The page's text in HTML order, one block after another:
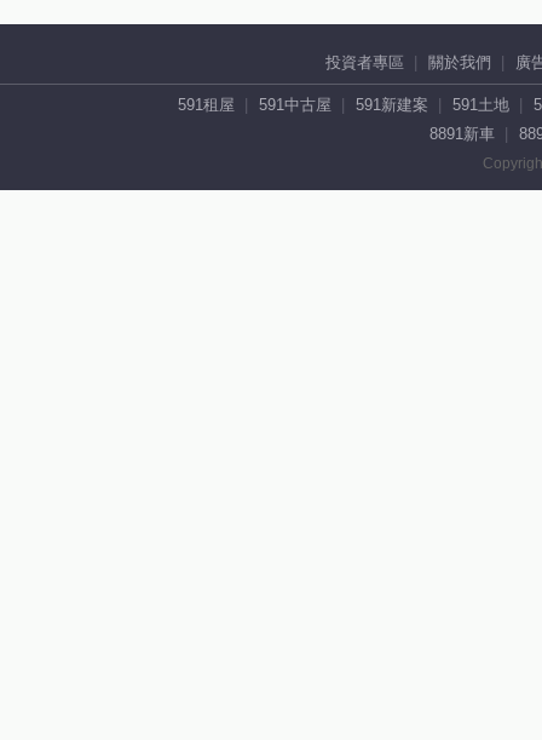
投資者專區 關於我們 廣
591租屋 591中古屋 591新建案 591土地
8891新車